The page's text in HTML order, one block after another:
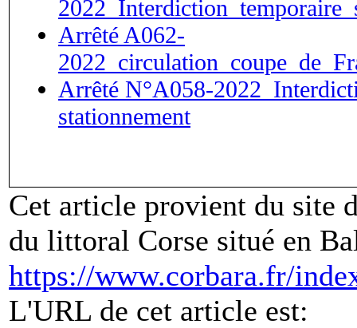
Arrêté A062-
Arrêté N°A058-
stationnement
Cet article provient du site
du littoral Corse situé en
https://www.corbara.fr/
L'URL de cet article est: